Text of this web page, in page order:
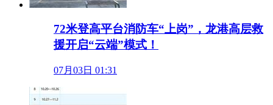
72米登高平台消防车“上岗”，龙港高层救
援开启“云端”模式！
07月03日 01:31